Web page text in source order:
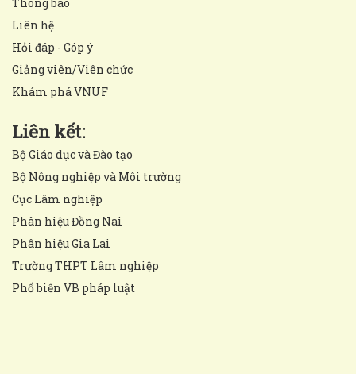
Liên hệ
Hỏi đáp - Góp ý
Giảng viên/Viên chức
Khám phá VNUF
Liên kết:
Bộ Giáo dục và Đào tạo
Bộ Nông nghiệp và Môi trường
Cục Lâm nghiệp
Phân hiệu Đồng Nai
Phân hiệu Gia Lai
Trường THPT Lâm nghiệp
Phổ biến VB pháp luật